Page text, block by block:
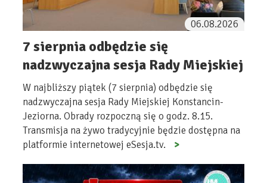
06.08.2026
7 sierpnia odbędzie się
nadzwyczajna sesja Rady Miejskiej
W najbliższy piątek (7 sierpnia) odbędzie się
nadzwyczajna sesja Rady Miejskiej Konstancin-
Jeziorna. Obrady rozpoczną się o godz. 8.15.
Transmisja na żywo tradycyjnie będzie dostępna na
platformie internetowej eSesja.tv.